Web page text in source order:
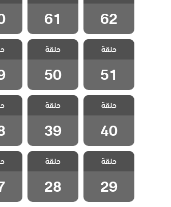
62
62
61
61
مسلسل ثلاث
اخوات الحلقة
51
حلقة
51
مسلسل ثلاث
اخوات الحلقة
50
حلقة
50
مسلسل ثلاث
اخوات الحلقة
40
حلقة
40
مسلسل ثلاث
اخوات الحلقة
39
حلقة
39
مسلسل ثلاث
اخوات الحلقة
29
حلقة
29
مسلسل ثلاث
اخوات الحلقة
28
حلقة
28